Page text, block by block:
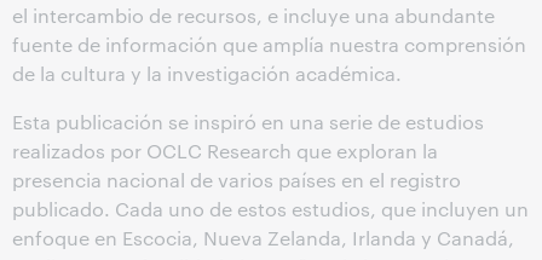
el intercambio de recursos, e incluye una abundante
fuente de información que amplía nuestra comprensión
de la cultura y la investigación académica.
Esta publicación se inspiró en una serie de estudios
realizados por OCLC Research que exploran la
presencia nacional de varios países en el registro
publicado. Cada uno de estos estudios, que incluyen un
enfoque en Escocia, Nueva Zelanda, Irlanda y Canadá,